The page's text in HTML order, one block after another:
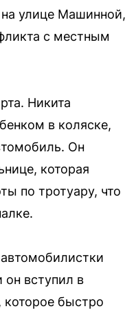
улице Машинной,
с местным
Никита
в коляске,
Он
которая
по тротуару, что
он вступил в
которое быстро